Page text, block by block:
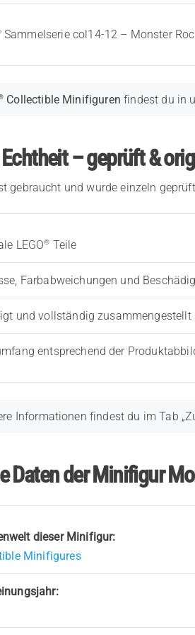
Sammelserie col14-12 – Monster
Collectible Minifiguren findest du in
– geprüft &
gebraucht und wurde einzeln
LEGO® Teile
Farbabweichungen und
und vollständig zusammengestellt
entsprechend der
Informationen findest du im Tab
Daten der Minifigur
dieser Minifigur:
Minifigures